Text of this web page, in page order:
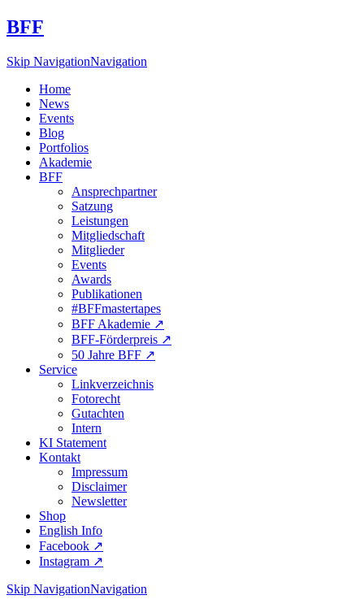
BFF
Skip NavigationNavigation
Home
News
Events
Blog
Portfolios
Akademie
BFF
Ansprechpartner
Satzung
Leistungen
Mitgliedschaft
Mitglieder
Events
Awards
Publikationen
#BFFmastertapes
BFF Akademie ↗︎
BFF-Förderpreis ↗︎
50 Jahre BFF ↗︎
Service
Linkverzeichnis
Fotorecht
Gutachten
Intern
KI Statement
Kontakt
Impressum
Disclaimer
Newsletter
Shop
English Info
Facebook ↗︎
Instagram ↗︎
Skip NavigationNavigation